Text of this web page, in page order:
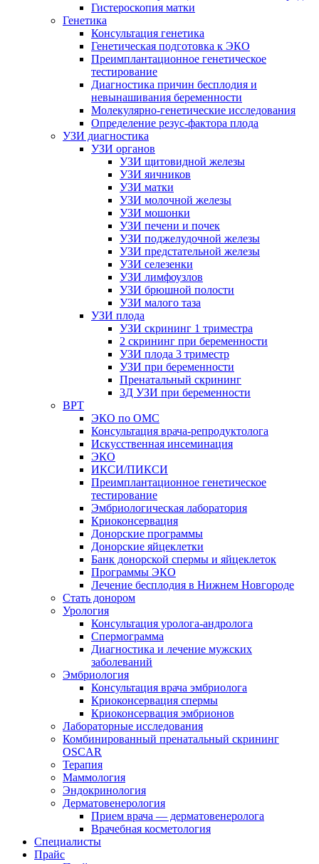
Гистероскопия матки
Генетика
Консультация генетика
Генетическая подготовка к ЭКО
Преимплантационное генетическое
тестирование
Диагностика причин бесплодия и
невынашивания беременности
Молекулярно-генетические исследования
Определение резус-фактора плода
УЗИ диагностика
УЗИ органов
УЗИ щитовидной железы
УЗИ яичников
УЗИ матки
УЗИ молочной железы
УЗИ мошонки
УЗИ печени и почек
УЗИ поджелудочной железы
УЗИ предстательной железы
УЗИ селезенки
УЗИ лимфоузлов
УЗИ брюшной полости
УЗИ малого таза
УЗИ плода
УЗИ скрининг 1 триместра
2 скрининг при беременности
УЗИ плода 3 триместр
УЗИ при беременности
Пренатальный скрининг
3Д УЗИ при беременности
ВРТ
ЭКО по ОМС
Консультация врача-репродуктолога
Искусственная инсеминация
ЭКО
ИКСИ/ПИКСИ
Преимплантационное генетическое
тестирование
Эмбриологическая лаборатория
Криоконсервация
Донорские программы
Донорские яйцеклетки
Банк донорской спермы и яйцеклеток
Программы ЭКО
Лечение бесплодия в Нижнем Новгороде
Стать донором
Урология
Консультация уролога-андролога
Спермограмма
Диагностика и лечение мужских
заболеваний
Эмбриология
Консультация врача эмбриолога
Криоконсервация спермы
Криоконсервация эмбрионов
Лабораторные исследования
Комбинированный пренатальный скрининг
OSCAR
Терапия
Маммология
Эндокринология
Дерматовенерология
Прием врача — дерматовенеролога
Врачебная косметология
Специалисты
Прайс